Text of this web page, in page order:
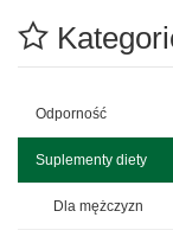
Odporność
Suplementy diety
Dla mężczyzn